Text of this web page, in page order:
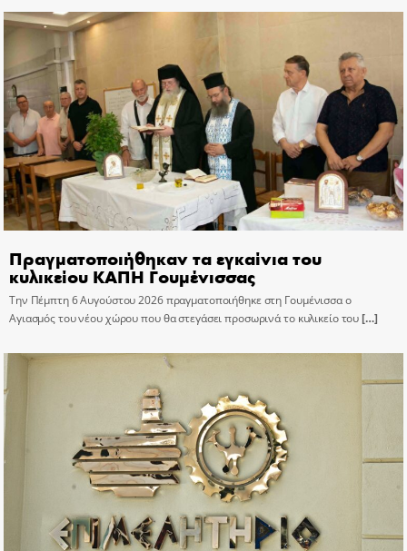
Πραγματοποιήθηκαν τα εγκαίνια του
κυλικείου ΚΑΠΗ Γουμένισσας
Την Πέμπτη 6 Αυγούστου 2026 πραγματοποιήθηκε στη Γουμένισσα ο
Αγιασμός του νέου χώρου που θα στεγάσει προσωρινά το κυλικείο του[…]